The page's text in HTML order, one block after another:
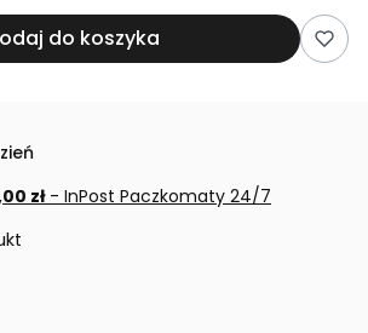
do koszyka
zł- InPost Paczkomaty 24/7